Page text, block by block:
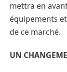
mettra en
équipements
de ce marché.
UN